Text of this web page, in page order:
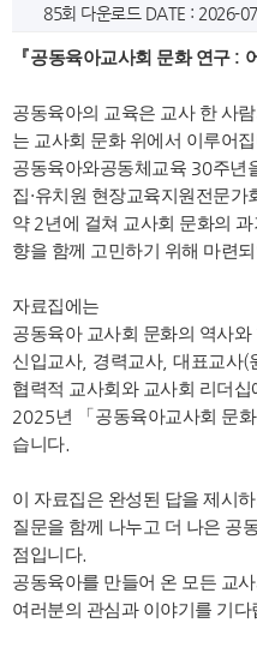
하위메
85회 다운로드 DATE : 2026-
『공동육아교사회 문화 연구 :
공동육아의 교육은 교사 한 사
는 교사회 문화 위에서 이루어
공동육아와공동체교육 30주년
집·유치원 현장교육지원전문가
약 2년에 걸쳐 교사회 문화의
향을 함께 고민하기 위해 마련
자료집에는
공동육아 교사회 문화의 역사와
신입교사, 경력교사, 대표교사(
협력적 교사회와 교사회 리더십
2025년 「 공동육아교사회 문
습니다.
이 자료집은 완성된 답을 제시
질문을 함께 나누고 더 나은 공
점입니다.
공동육아를 만들어 온 모든 교
여러분의 관심과 이야기를 기다